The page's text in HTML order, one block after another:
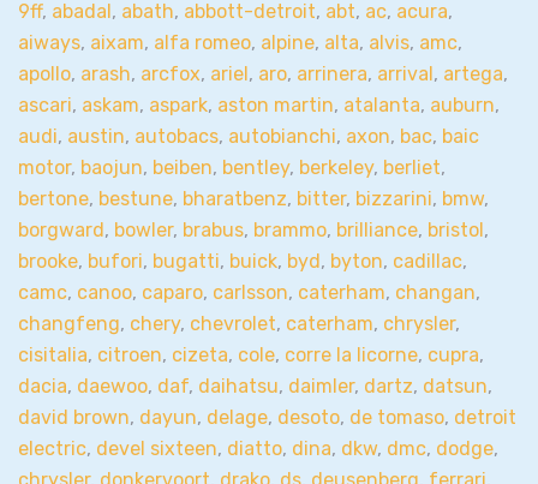
9ff, abadal , abath, abbott-detroit, abt, ac, acura,
aiways, aixam, alfa romeo, alpine, alta, alvis, amc,
apollo, arash, arcfox, ariel , aro, arrinera, arrival , artega,
ascari, askam, aspark, aston martin, atalanta, auburn,
audi, austin, autobacs, autobianchi, axon, bac, baic
motor, baojun, beiben, bentley, berkeley, berliet,
bertone, bestune, bharatbenz, bitter, bizzarini, bmw,
borgward , bowler, brabus, brammo, brilliance, bristol ,
brooke, bufori, bugatti, buick, byd , byton, cadillac,
camc, canoo, caparo, carlsson, caterham, changan,
changfeng, chery, chevrolet, caterham, chrysler,
cisitalia, citroen, cizeta, cole, corre la licorne, cupra,
dacia, daewoo, daf, daihatsu, daimler, dartz, datsun,
david brown, dayun, delage, desoto, de tomaso, detroit
electric, devel sixteen, diatto, dina, dkw, dmc, dodge,